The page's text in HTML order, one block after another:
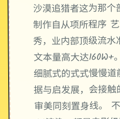
沙漠追猎者这为那个
制作自从项所程序
秀，业内部顶级流水
文本量高大达
细腻式的式式慢慢
据与启发展，会接触
审美同刻置身线。